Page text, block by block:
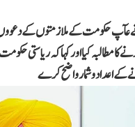
عآپ حکومت کے ملازمتوں کے
کا مطالبہ کیا اور کہا کہ ریاستی
کے اعداد و شمار واضح کرے